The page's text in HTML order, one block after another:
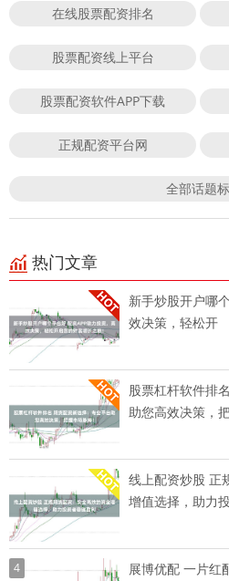
在线股票配资排名
股票配资线上平台
股票配资软件APP下载
正规配资平台网
全部话题
热门文章
新手炒股开户哪
效决策，轻松开
股票杠杆软件排
助您高效决策，
线上配资炒股 正
增值选择，助力
4 展博优配 一片红